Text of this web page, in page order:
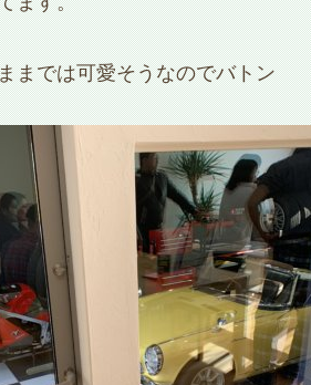
までは可愛そうなのでバトン